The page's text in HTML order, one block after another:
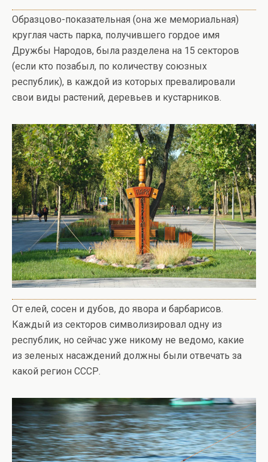
Образцово-показательная (она же мемориальная)
круглая часть парка, получившего гордое имя
Дружбы Народов, была разделена на 15 секторов
(если кто позабыл, по количеству союзных
республик), в каждой из которых превалировали
свои виды растений, деревьев и кустарников.
От елей, сосен и дубов, до явора и барбарисов.
Каждый из секторов символизировал одну из
республик, но сейчас уже никому не ведомо, какие
из зеленых насаждений должны были отвечать за
какой регион СССР.